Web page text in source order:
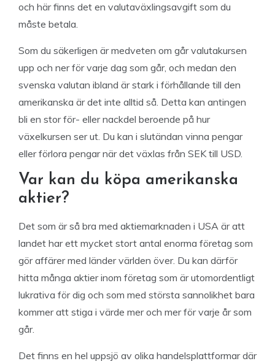
och här finns det en valutaväxlingsavgift som du
måste betala.
Som du säkerligen är medveten om går valutakursen
upp och ner för varje dag som går, och medan den
svenska valutan ibland är stark i förhållande till den
amerikanska är det inte alltid så. Detta kan antingen
bli en stor för- eller nackdel beroende på hur
växelkursen ser ut. Du kan i slutändan vinna pengar
eller förlora pengar när det växlas från SEK till USD.
Var kan du köpa amerikanska
aktier?
Det som är så bra med aktiemarknaden i USA är att
landet har ett mycket stort antal enorma företag som
gör affärer med länder världen över. Du kan därför
hitta många aktier inom företag som är utomordentligt
lukrativa för dig och som med största sannolikhet bara
kommer att stiga i värde mer och mer för varje år som
går.
Det finns en hel uppsjö av olika handelsplattformar där